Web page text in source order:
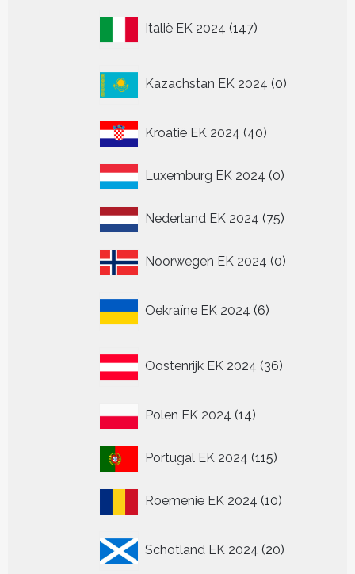
Italië EK 2024 147
producten
Kazachstan EK 2024 0
producten
Kroatië EK 2024 4040
Luxemburg EK 2024 00
Nederland EK 2024 7575
Noorwegen EK 2024 00
Oekraïne EK 2024 6
producten
Oostenrijk EK 2024 36
producten
Polen EK 2024 1414
Portugal EK 2024 115115
Roemenië EK 2024 1010
Schotland EK 2024 20
producten